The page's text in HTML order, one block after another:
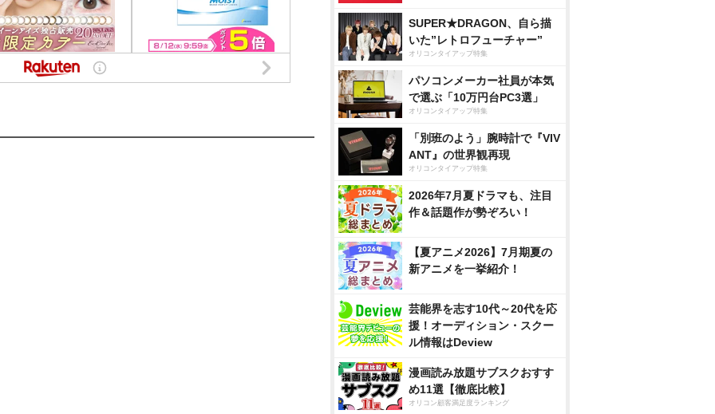
SUPER★DRAGON、自ら描
いた”レトロフューチャー”
オリコンタイアップ特集
パソコンメーカー社員が本気
で選ぶ「10万円台PC3選」
オリコンタイアップ特集
「別班のよう」腕時計で『VIV
ANT』の世界観再現
オリコンタイアップ特集
2026年7月夏ドラマも、注目
作＆話題作が勢ぞろい！
【夏アニメ2026】7月期夏の
新アニメを一挙紹介！
芸能界を志す10代～20代を応
援！オーディション・スクー
ル情報はDeview
漫画読み放題サブスクおすす
め11選【徹底比較】
オリコン顧客満足度ランキング